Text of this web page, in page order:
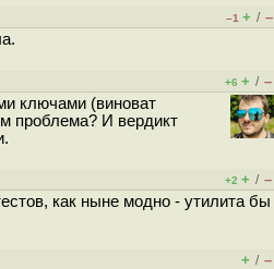
–1 + / –
+6 + / –
ключами (виноват
проблема? И вердикт
+2 + / –
как ныне модно - утилита бы
+ / –